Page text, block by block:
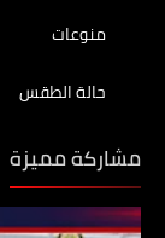
منوعات
حالة الطقس
مشاركة مميزة